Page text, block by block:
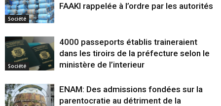
Société
FAAKI rappelée à l’ordre par les autorités
Société
4000 passeports établis traineraient
dans les tiroirs de la préfecture selon le
ministère de l’interieur
ENAM: Des admissions fondées sur la
parentocratie au détriment de la